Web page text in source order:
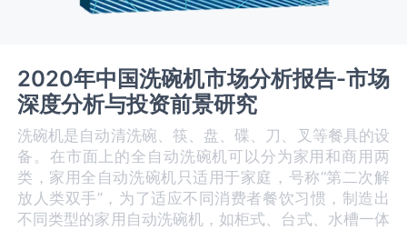
2020年中国洗碗机市场分析报告-市场
深度分析与投资前景研究
洗碗机是自动清洗碗、筷、盘、碟、刀、叉等餐具的设
备。在市面上的全自动洗碗机可以分为家用和商用两
类，家用全自动洗碗机只适用于家庭，号称“第二次解
放人类双手”，为了适应不同消费者餐饮习惯，制造出
不同类型的家用自动洗碗机，如柜式、台式、水槽一体